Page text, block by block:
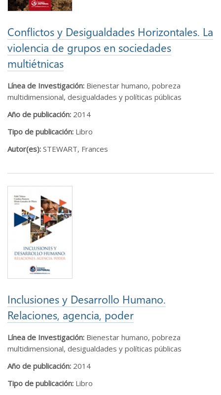
Conflictos y Desigualdades Horizontales. La
violencia de grupos en sociedades
multiétnicas
Línea de Investigación: Bienestar humano, pobreza
multidimensional, desigualdades y políticas públicas
Año de publicación: 2014
Tipo de publicación: Libro
Autor(es): STEWART, Frances
Inclusiones y Desarrollo Humano.
Relaciones, agencia, poder
Línea de Investigación: Bienestar humano, pobreza
multidimensional, desigualdades y políticas públicas
Año de publicación: 2014
Tipo de publicación: Libro